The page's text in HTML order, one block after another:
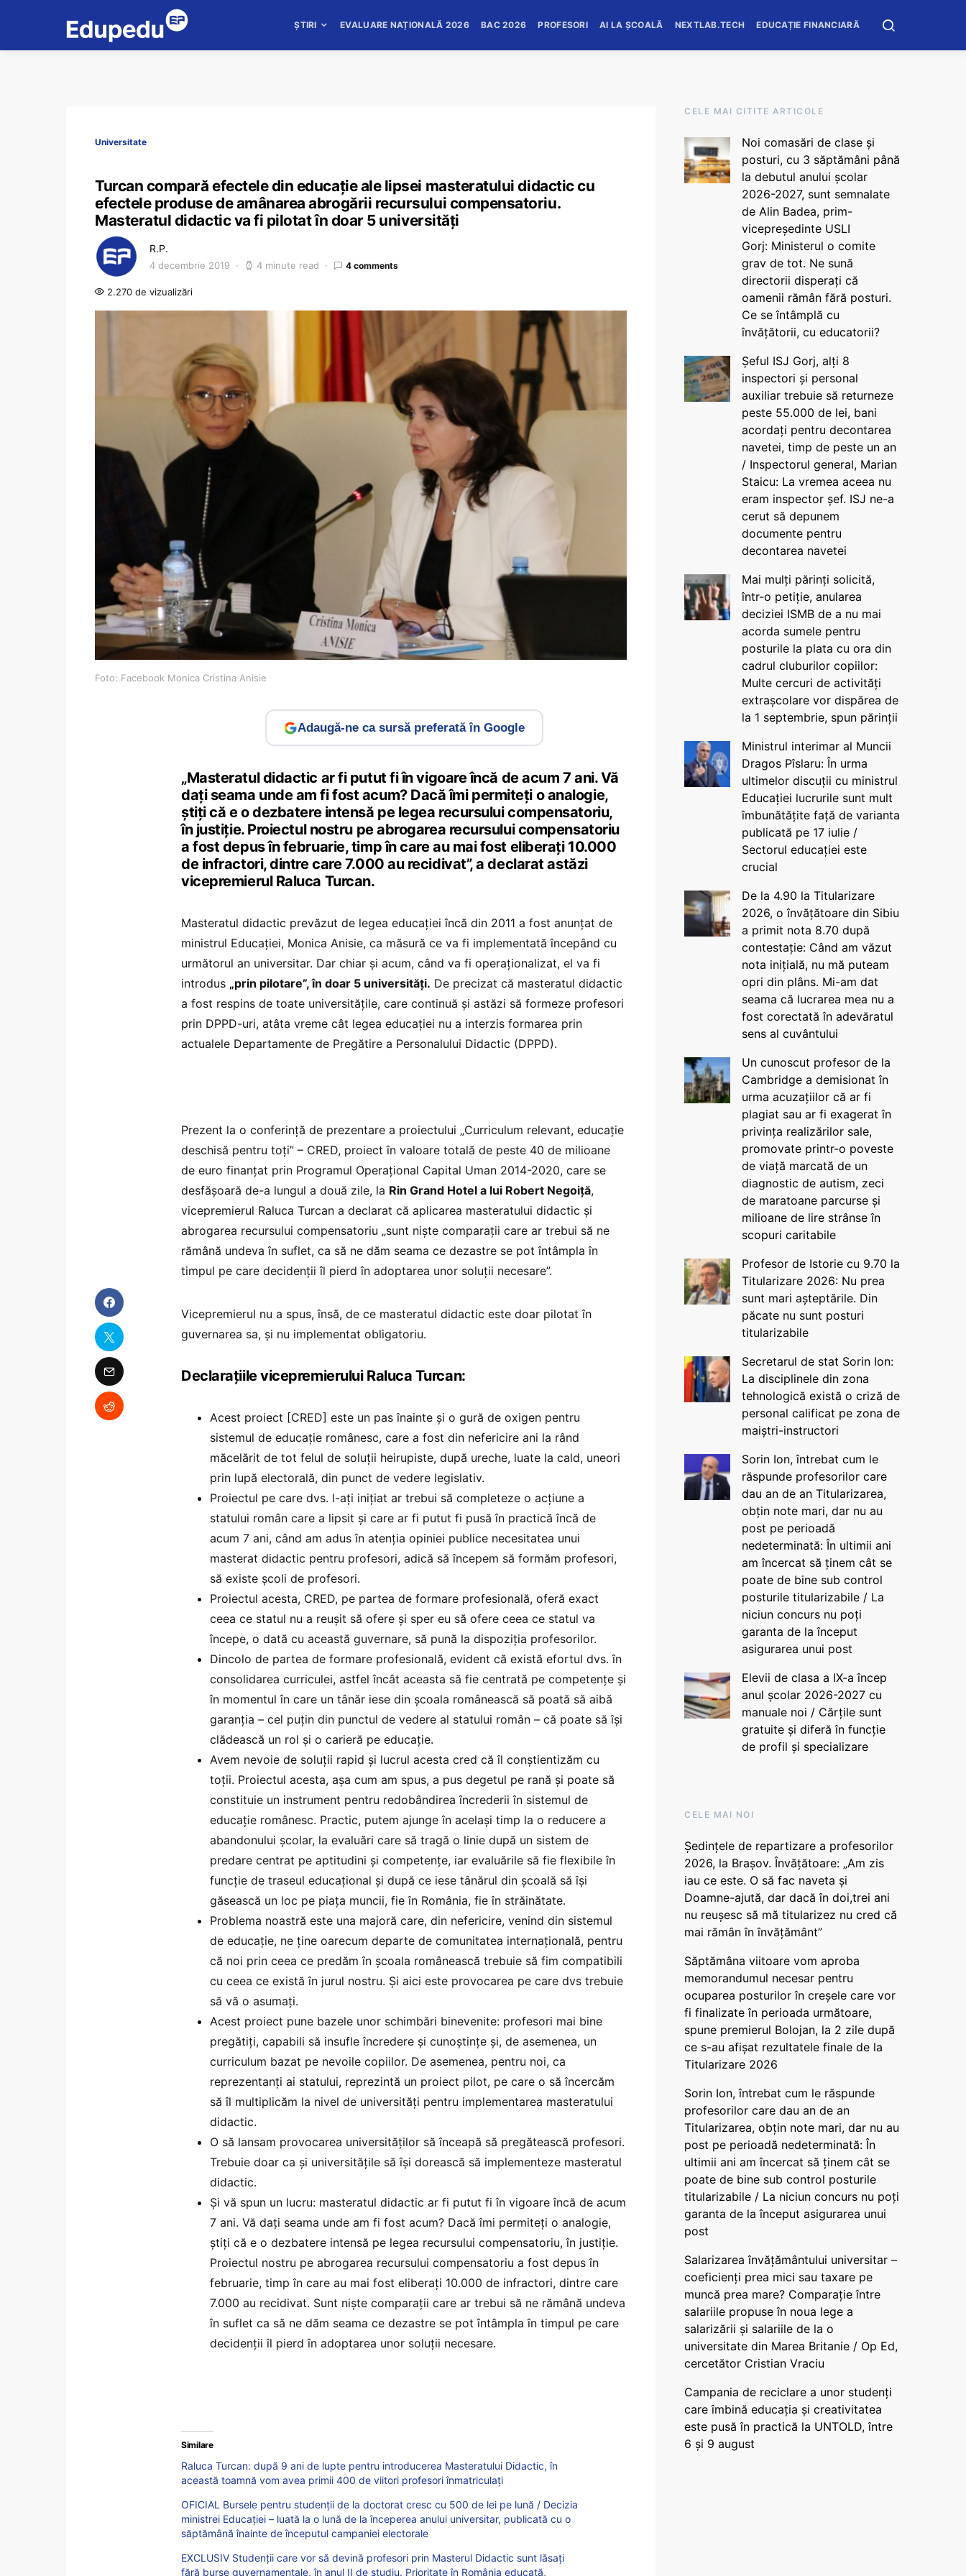
ȘTIRI EVALUARE NAȚIONALĂ 2026 BAC 2026 PROFESORI AI LA ȘCOALĂ NEXTLAB.TECH EDUCAȚIE FINANCIARĂ
Universitate
Turcan compară efectele din educaţie ale lipsei masteratului didactic cu
efectele produse de amânarea abrogării recursului compensatoriu.
Masteratul didactic va fi pilotat în doar 5 universități
R.P.
4 decembrie 2019 4 minute read 4 comments
2.270 de vizualizări
Foto: Facebook Monica Cristina Anisie
Adaugă-ne ca sursă preferată în Google
„Masteratul didactic ar fi putut fi în vigoare încă de acum 7 ani. Vă
dați seama unde am fi fost acum? Dacă îmi permiteți o analogie,
știți că e o dezbatere intensă pe legea recursului compensatoriu,
în justiție. Proiectul nostru pe abrogarea recursului compensatoriu
a fost depus în februarie, timp în care au mai fost eliberați 10.000
de infractori, dintre care 7.000 au recidivat”, a declarat astăzi
vicepremierul Raluca Turcan.
Masteratul didactic prevăzut de legea educației încă din 2011 a fost anunțat de
ministrul Educației, Monica Anisie, ca măsură ce va fi implementată începând cu
următorul an universitar. Dar chiar și acum, când va fi operaționalizat, el va fi
introdus „prin pilotare”, în doar 5 universități. De precizat că masteratul didactic
a fost respins de toate universitățile, care continuă și astăzi să formeze profesori
prin DPPD-uri, atâta vreme cât legea educației nu a interzis formarea prin
actualele Departamente de Pregătire a Personalului Didactic (DPPD).
Prezent la o conferință de prezentare a proiectului „Curriculum relevant, educație
deschisă pentru toți” – CRED, proiect în valoare totală de peste 40 de milioane
de euro finanţat prin Programul Operațional Capital Uman 2014-2020, care se
desfășoară de-a lungul a două zile, la Rin Grand Hotel a lui Robert Negoiță,
vicepremierul Raluca Turcan a declarat că aplicarea masteratului didactic și
abrogarea recursului compensatoriu „sunt niște comparații care ar trebui să ne
rămână undeva în suflet, ca să ne dăm seama ce dezastre se pot întâmpla în
timpul pe care decidenții îl pierd în adoptarea unor soluții necesare”.
Vicepremierul nu a spus, însă, de ce masteratul didactic este doar pilotat în
guvernarea sa, și nu implementat obligatoriu.
Declarațiile vicepremierului Raluca Turcan:
Acest proiect [CRED] este un pas înainte și o gură de oxigen pentru
sistemul de educație românesc, care a fost din nefericire ani la rând
măcelărit de tot felul de soluții heirupiste, după ureche, luate la cald, uneori
prin lupă electorală, din punct de vedere legislativ.
Proiectul pe care dvs. l-ați inițiat ar trebui să completeze o acțiune a
statului român care a lipsit și care ar fi putut fi pusă în practică încă de
acum 7 ani, când am adus în atenția opiniei publice necesitatea unui
masterat didactic pentru profesori, adică să începem să formăm profesori,
să existe școli de profesori.
Proiectul acesta, CRED, pe partea de formare profesională, oferă exact
ceea ce statul nu a reușit să ofere și sper eu să ofere ceea ce statul va
începe, o dată cu această guvernare, să pună la dispoziția profesorilor.
Dincolo de partea de formare profesională, evident că există efortul dvs. în
consolidarea curriculei, astfel încât aceasta să fie centrată pe competențe și
în momentul în care un tânăr iese din școala românească să poată să aibă
garanția – cel puțin din punctul de vedere al statului român – că poate să își
clădească un rol și o carieră pe educație.
Avem nevoie de soluții rapid și lucrul acesta cred că îl conștientizăm cu
toții. Proiectul acesta, așa cum am spus, a pus degetul pe rană și poate să
constituie un instrument pentru redobândirea încrederii în sistemul de
educație românesc. Practic, putem ajunge în același timp la o reducere a
abandonului școlar, la evaluări care să tragă o linie după un sistem de
predare centrat pe aptitudini și competențe, iar evaluările să fie flexibile în
funcție de traseul educațional și după ce iese tânărul din școală să își
găsească un loc pe piața muncii, fie în România, fie în străinătate.
Problema noastră este una majoră care, din nefericire, venind din sistemul
de educație, ne ține oarecum departe de comunitatea internațională, pentru
că noi prin ceea ce predăm în școala românească trebuie să fim compatibili
cu ceea ce există în jurul nostru. Și aici este provocarea pe care dvs trebuie
să vă o asumați.
Acest proiect pune bazele unor schimbări binevenite: profesori mai bine
pregătiți, capabili să insufle încredere și cunoștințe și, de asemenea, un
curriculum bazat pe nevoile copiilor. De asemenea, pentru noi, ca
reprezentanți ai statului, reprezintă un proiect pilot, pe care o să încercăm
să îl multiplicăm la nivel de universități pentru implementarea masteratului
didactic.
O să lansam provocarea universităților să înceapă să pregătească profesori.
Trebuie doar ca și universitățile să își dorească să implementeze masteratul
didactic.
Și vă spun un lucru: masteratul didactic ar fi putut fi în vigoare încă de acum
7 ani. Vă dați seama unde am fi fost acum? Dacă îmi permiteți o analogie,
știți că e o dezbatere intensă pe legea recursului compensatoriu, în justiție.
Proiectul nostru pe abrogarea recursului compensatoriu a fost depus în
februarie, timp în care au mai fost eliberați 10.000 de infractori, dintre care
7.000 au recidivat. Sunt niște comparații care ar trebui să ne rămână undeva
în suflet ca să ne dăm seama ce dezastre se pot întâmpla în timpul pe care
decidenții îl pierd în adoptarea unor soluții necesare.
Similare
Raluca Turcan: după 9 ani de lupte pentru introducerea Masteratului Didactic, în
această toamnă vom avea primii 400 de viitori profesori înmatriculați
OFICIAL Bursele pentru studenții de la doctorat cresc cu 500 de lei pe lună / Decizia
ministrei Educației – luată la o lună de la începerea anului universitar, publicată cu o
săptămână înainte de începutul campaniei electorale
EXCLUSIV Studenții care vor să devină profesori prin Masterul Didactic sunt lăsați
fără burse guvernamentale, în anul II de studiu. Prioritate în România educată,
CELE MAI CITITE ARTICOLE
Noi comasări de clase și
posturi, cu 3 săptămâni până
la debutul anului școlar
2026-2027, sunt semnalate
de Alin Badea, prim-
vicepreședinte USLI
Gorj: Ministerul o comite
grav de tot. Ne sună
directorii disperați că
oamenii rămân fără posturi.
Ce se întâmplă cu
învățătorii, cu educatorii?
Șeful ISJ Gorj, alți 8
inspectori și personal
auxiliar trebuie să returneze
peste 55.000 de lei, bani
acordați pentru decontarea
navetei, timp de peste un an
/ Inspectorul general, Marian
Staicu: La vremea aceea nu
eram inspector șef. ISJ ne-a
cerut să depunem
documente pentru
decontarea navetei
Mai mulți părinți solicită,
într-o petiție, anularea
deciziei ISMB de a nu mai
acorda sumele pentru
posturile la plata cu ora din
cadrul cluburilor copiilor:
Multe cercuri de activități
extrașcolare vor dispărea de
la 1 septembrie, spun părinții
Ministrul interimar al Muncii
Dragos Pîslaru: În urma
ultimelor discuții cu ministrul
Educației lucrurile sunt mult
îmbunătățite față de varianta
publicată pe 17 iulie /
Sectorul educației este
crucial
De la 4.90 la Titularizare
2026, o învățătoare din Sibiu
a primit nota 8.70 după
contestație: Când am văzut
nota inițială, nu mă puteam
opri din plâns. Mi-am dat
seama că lucrarea mea nu a
fost corectată în adevăratul
sens al cuvântului
Un cunoscut profesor de la
Cambridge a demisionat în
urma acuzațiilor că ar fi
plagiat sau ar fi exagerat în
privința realizărilor sale,
promovate printr-o poveste
de viață marcată de un
diagnostic de autism, zeci
de maratoane parcurse și
milioane de lire strânse în
scopuri caritabile
Profesor de Istorie cu 9.70 la
Titularizare 2026: Nu prea
sunt mari așteptările. Din
păcate nu sunt posturi
titularizabile
Secretarul de stat Sorin Ion:
La disciplinele din zona
tehnologică există o criză de
personal calificat pe zona de
maiștri-instructori
Sorin Ion, întrebat cum le
răspunde profesorilor care
dau an de an Titularizarea,
obțin note mari, dar nu au
post pe perioadă
nedeterminată: În ultimii ani
am încercat să ținem cât se
poate de bine sub control
posturile titularizabile / La
niciun concurs nu poți
garanta de la început
asigurarea unui post
Elevii de clasa a IX-a încep
anul școlar 2026-2027 cu
manuale noi / Cărțile sunt
gratuite și diferă în funcție
de profil și specializare
CELE MAI NOI
Ședințele de repartizare a profesorilor
2026, la Brașov. Învățătoare: „Am zis
iau ce este. O să fac naveta și
Doamne-ajută, dar dacă în doi,trei ani
nu reușesc să mă titularizez nu cred că
mai rămân în învățământ”
Săptămâna viitoare vom aproba
memorandumul necesar pentru
ocuparea posturilor în creșele care vor
fi finalizate în perioada următoare,
spune premierul Bolojan, la 2 zile după
ce s-au afișat rezultatele finale de la
Titularizare 2026
Sorin Ion, întrebat cum le răspunde
profesorilor care dau an de an
Titularizarea, obțin note mari, dar nu au
post pe perioadă nedeterminată: În
ultimii ani am încercat să ținem cât se
poate de bine sub control posturile
titularizabile / La niciun concurs nu poți
garanta de la început asigurarea unui
post
Salarizarea învățământului universitar –
coeficienți prea mici sau taxare pe
muncă prea mare? Comparație între
salariile propuse în noua lege a
salarizării și salariile de la o
universitate din Marea Britanie / Op Ed,
cercetător Cristian Vraciu
Campania de reciclare a unor studenți
care îmbină educația și creativitatea
este pusă în practică la UNTOLD, între
6 și 9 august